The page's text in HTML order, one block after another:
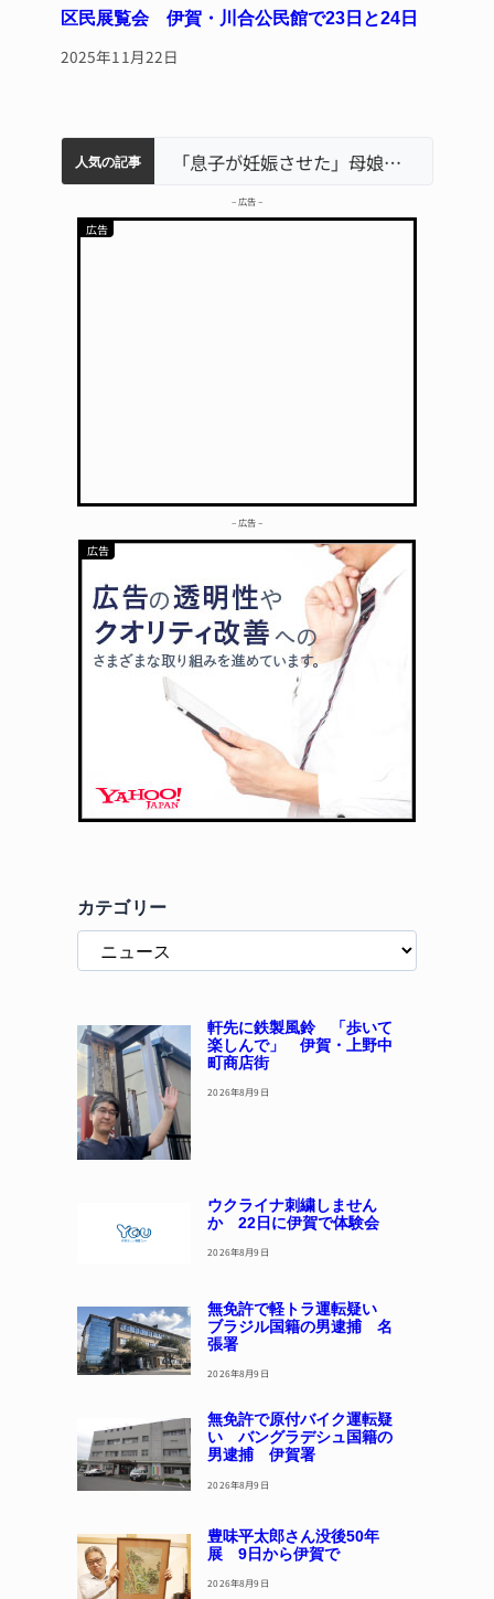
区民展覧会 伊賀・川合公民館で23日と24日
2025年11月22日
人気の記事
名張市水道料金47％値上げへ 答申案、審議会で大筋まとまる
中学校の陶壁モニュメント 地元建設会社がボランティアで清掃 伊賀名張市立病院のDMAT、熊本地震の被災地へ 能登以来3回目の派遣
特産「白鳳梨」の出荷最盛期 直売所にぎわう 伊賀 「息子が妊娠させた」母娘だまされ400万円詐欺被害 名張
– 広告 –
– 広告 –
カテゴリー
軒先に鉄製風鈴 「歩いて
楽しんで」 伊賀・上野中
町商店街
2026年8月9日
ウクライナ刺繍しません
か 22日に伊賀で体験会
2026年8月9日
無免許で軽トラ運転疑い
ブラジル国籍の男逮捕 名
張署
2026年8月9日
無免許で原付バイク運転疑
い バングラデシュ国籍の
男逮捕 伊賀署
2026年8月9日
豊味平太郎さん没後50年
展 9日から伊賀で
2026年8月9日